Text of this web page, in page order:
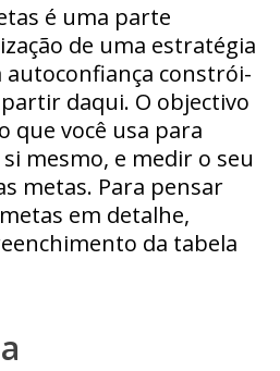
é uma parte
de uma estratégia
autoconfiança constrói-
daqui. O objectivo
que você usa para
mesmo, e medir o seu
metas. Para pensar
em detalhe,
da tabela